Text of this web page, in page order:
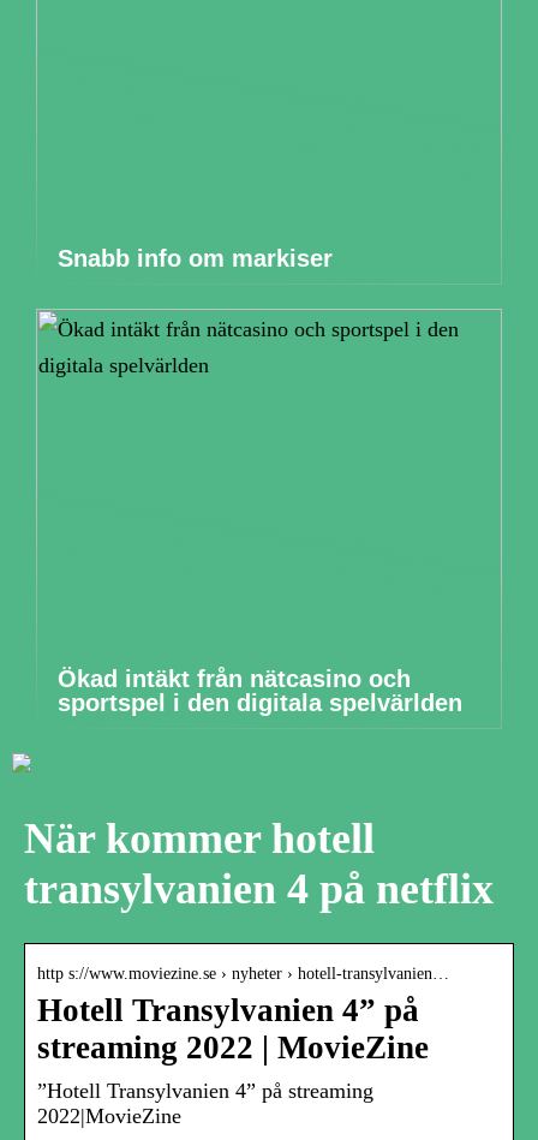
Snabb info om markiser
Ökad intäkt från nätcasino och
sportspel i den digitala spelvärlden
När kommer hotell
transylvanien 4 på netflix
http s://www.moviezine.se › nyheter › hotell-transylvanien…
Hotell Transylvanien 4” på
streaming 2022 | MovieZine
”Hotell Transylvanien 4” på streaming
2022|MovieZine